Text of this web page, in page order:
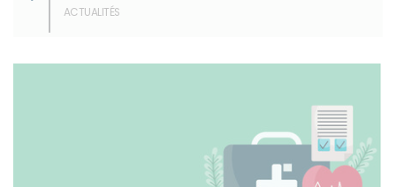
ACTUALITÉS